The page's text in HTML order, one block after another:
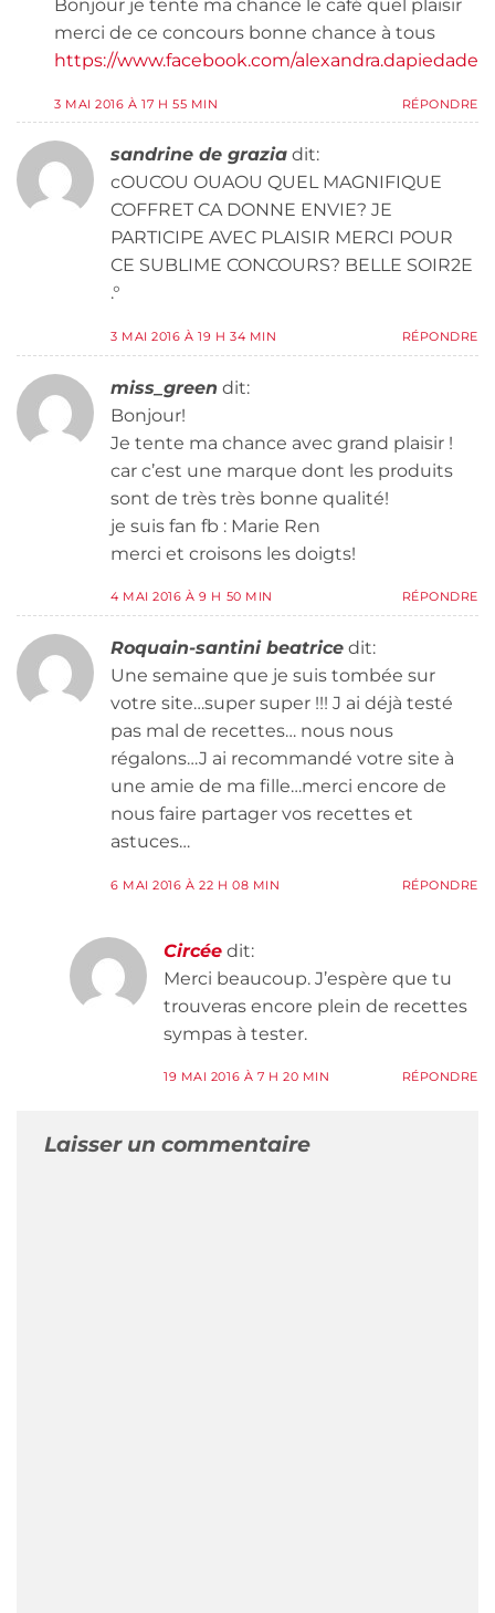
Bonjour je tente ma chance le café quel plaisir
merci de ce concours bonne chance à tous
https://www.facebook.com/alexandra.dapiedade
3 MAI 2016 À 17 H 55 MIN RÉPONDRE
sandrine de grazia dit:
cOUCOU OUAOU QUEL MAGNIFIQUE
COFFRET CA DONNE ENVIE? JE
PARTICIPE AVEC PLAISIR MERCI POUR
CE SUBLIME CONCOURS? BELLE SOIR2E
.°
3 MAI 2016 À 19 H 34 MIN RÉPONDRE
miss_green dit:
Bonjour!
Je tente ma chance avec grand plaisir !
car c’est une marque dont les produits
sont de très très bonne qualité!
je suis fan fb : Marie Ren
merci et croisons les doigts!
4 MAI 2016 À 9 H 50 MIN RÉPONDRE
Roquain-santini beatrice dit:
Une semaine que je suis tombée sur
votre site…super super !!! J ai déjà testé
pas mal de recettes… nous nous
régalons…J ai recommandé votre site à
une amie de ma fille…merci encore de
nous faire partager vos recettes et
astuces…
6 MAI 2016 À 22 H 08 MIN RÉPONDRE
Circée dit:
Merci beaucoup. J’espère que tu
trouveras encore plein de recettes
sympas à tester.
19 MAI 2016 À 7 H 20 MIN RÉPONDRE
Laisser un commentaire